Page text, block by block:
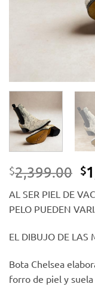
$2,399.00 El
$
AL SER PIEL DE
PELO PUEDEN
EL DIBUJO DE LAS
Bota Chelsea
forro de piel y suela